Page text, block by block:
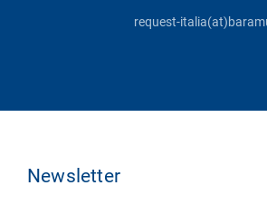
request-
Newsletter